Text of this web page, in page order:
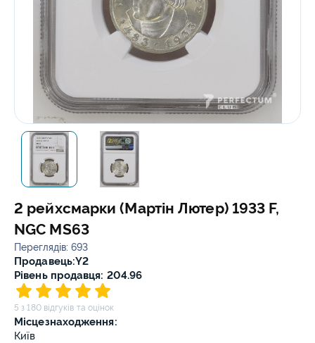
2 рейхсмарки (Мартін Лютер) 1933 F,
NGC MS63
Переглядів: 693
Продавець:Y2
Рівень продавця: 204.96
5 з 180 відгуків та оцінок
Місцезнаходження:
Київ